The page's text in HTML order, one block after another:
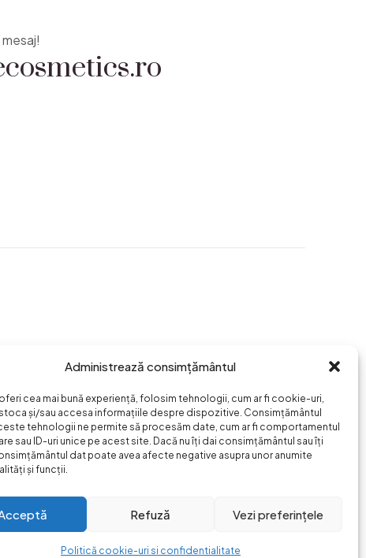
Administrează consimțământul
oferi cea mai bună experiență, folosim tehnologii, cum ar fi cookie-uri,
și/sau accesa informațiile despre dispozitive. Consimțământul
tehnologii ne permite să procesăm date, cum ar fi comportamentul
sau ID-uri unice pe acest site. Dacă nu îți dai consimțământul sau îți
dat poate avea afecte negative asupra unor anumite
și funcții.
Refuză Vezi preferințele
Politică cookie-uri si confidentialitate